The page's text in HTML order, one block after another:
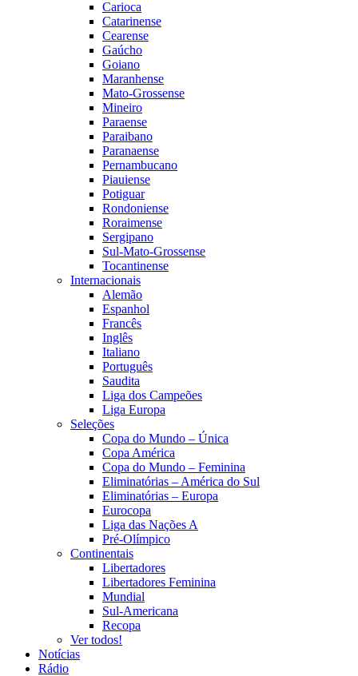
Carioca
Catarinense
Cearense
Gaúcho
Goiano
Maranhense
Mato-Grossense
Mineiro
Paraense
Paraibano
Paranaense
Pernambucano
Piauiense
Potiguar
Rondoniense
Roraimense
Sergipano
Sul-Mato-Grossense
Tocantinense
Internacionais
Alemão
Espanhol
Francês
Inglês
Italiano
Português
Saudita
Liga dos Campeões
Liga Europa
Seleções
Copa do Mundo – Única
Copa América
Copa do Mundo – Feminina
Eliminatórias – América do Sul
Eliminatórias – Europa
Eurocopa
Liga das Nações A
Pré-Olímpico
Continentais
Libertadores
Libertadores Feminina
Mundial
Sul-Americana
Recopa
Ver todos!
Notícias
Rádio